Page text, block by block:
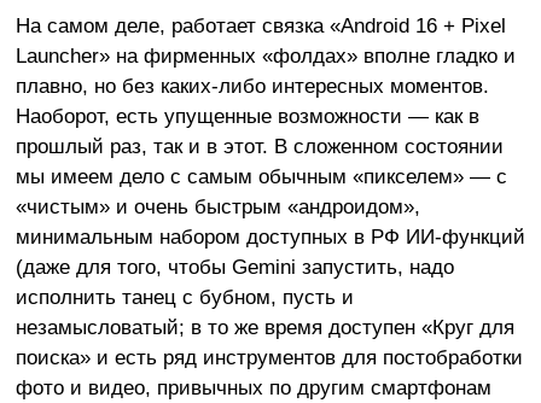
На самом деле, работает связка «Android 16 + Pixel
Launcher» на фирменных «фолдах» вполне гладко и
плавно, но без каких-либо интересных моментов.
Наоборот, есть упущенные возможности — как в
прошлый раз, так и в этот. В сложенном состоянии
мы имеем дело с самым обычным «пикселем» — с
«чистым» и очень быстрым «андроидом»,
минимальным набором доступных в РФ ИИ-функций
(даже для того, чтобы Gemini запустить, надо
исполнить танец с бубном, пусть и
незамысловатый; в то же время доступен «Круг для
поиска» и есть ряд инструментов для постобработки
фото и видео, привычных по другим смартфонам